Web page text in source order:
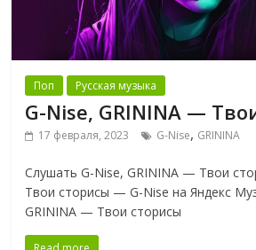
Поп Русская музыка
G-Nise, GRININA —
17 февраля, 2023 G-Nise, GRININA
Слушать G-Nise, GRININA — Твои
Твои сторисы — G-Nise на Яндекс
GRININA — Твои сторисы